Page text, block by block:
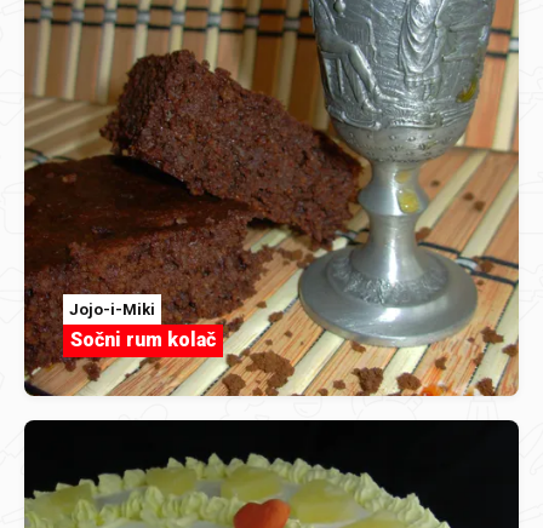
Jojo-i-Miki
Sočni rum kolač